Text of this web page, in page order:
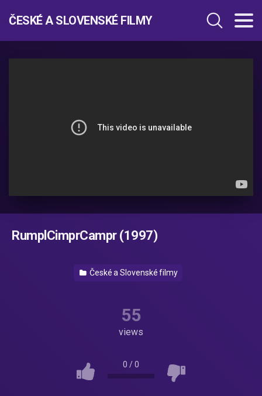
ČESKÉ A SLOVENSKÉ FILMY
RumplCimprCampr (1997)
České a Slovenské filmy
55
views
0 /0